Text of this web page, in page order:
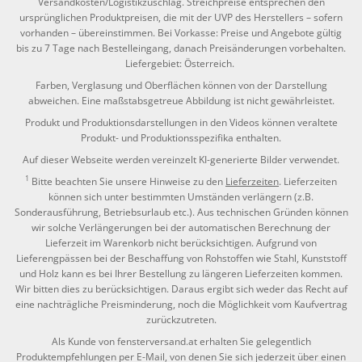
ursprünglichen Produktpreisen, die mit der UVP des Herstellers – sofern
vorhanden – übereinstimmen. Bei Vorkasse: Preise und Angebote gültig
bis zu 7 Tage nach Bestelleingang, danach Preisänderungen vorbehalten.
Liefergebiet: Österreich.
Farben, Verglasung und Oberflächen können von der Darstellung
abweichen. Eine maßstabsgetreue Abbildung ist nicht gewährleistet.
Produkt und Produktionsdarstellungen in den Videos können veraltete
Produkt- und Produktionsspezifika enthalten.
Auf dieser Webseite werden vereinzelt KI-generierte Bilder verwendet.
1 Bitte beachten Sie unsere Hinweise zu den Lieferzeiten. Lieferzeiten
können sich unter bestimmten Umständen verlängern (z.B.
Sonderausführung, Betriebsurlaub etc.). Aus technischen Gründen können
wir solche Verlängerungen bei der automatischen Berechnung der
Lieferzeit im Warenkorb nicht berücksichtigen. Aufgrund von
Lieferengpässen bei der Beschaffung von Rohstoffen wie Stahl, Kunststoff
und Holz kann es bei Ihrer Bestellung zu längeren Lieferzeiten kommen.
Wir bitten dies zu berücksichtigen. Daraus ergibt sich weder das Recht auf
eine nachträgliche Preisminderung, noch die Möglichkeit vom Kaufvertrag
zurückzutreten.
Als Kunde von fensterversand.at erhalten Sie gelegentlich
Produktempfehlungen per E-Mail, von denen Sie sich jederzeit über einen